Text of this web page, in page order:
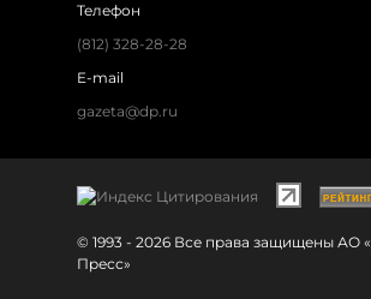
Телефон
(812) 328-28-28
E-mail
gazeta@dp.ru
© 1993 - 2026 Все права защищены АО
Пресс»